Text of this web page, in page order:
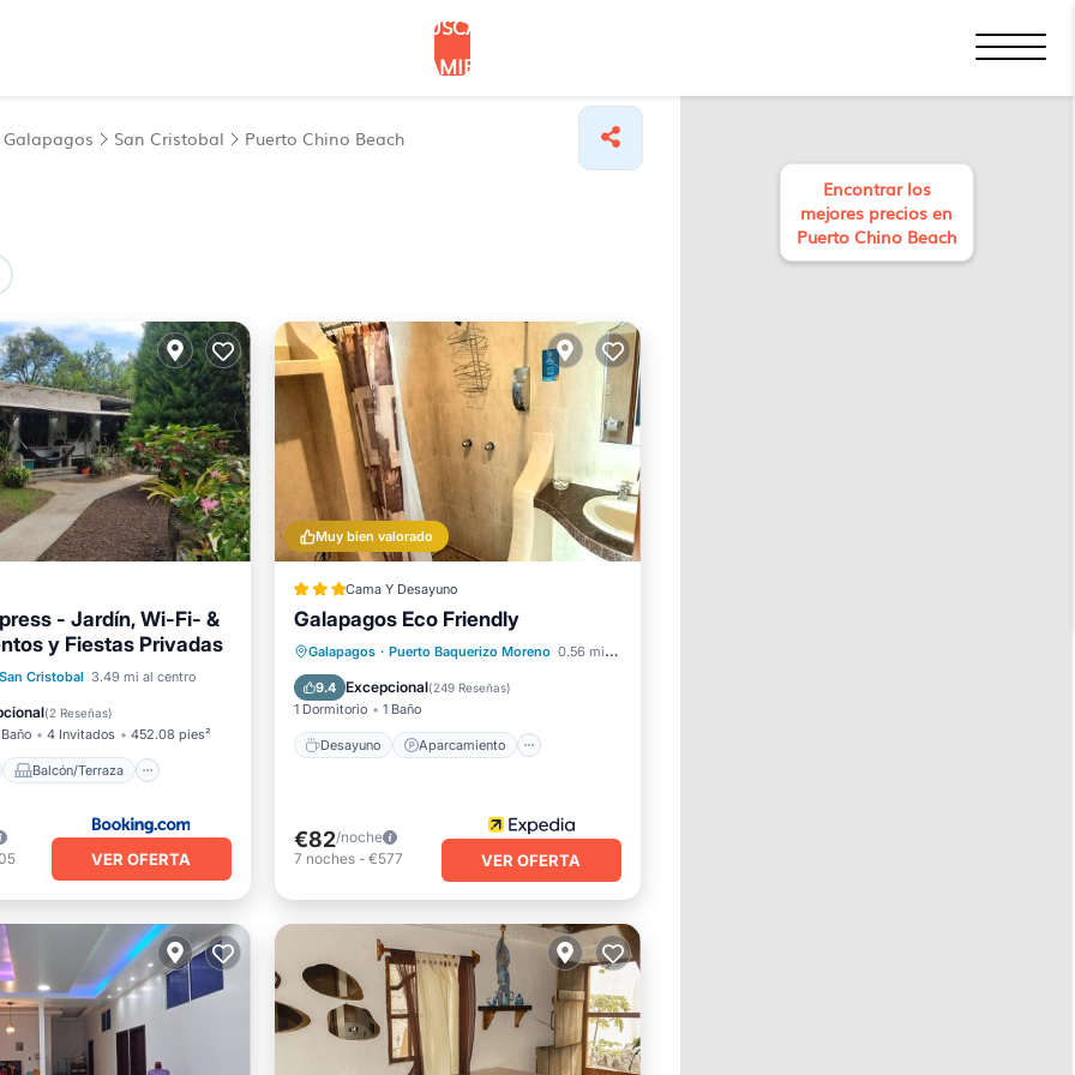
BUSCAR
ALOJAMIENTOS
Galapagos San Cristobal Puerto Chino Beach
- Jardín, Wi-Fi- &
y Fiestas Privadas
San Cristobal 3.49 mi al centro
(2 Reseñas)
Baño 4 Invitados 452.08 pies²
Balcón/Terraza
Balcón/Terraza
Aire acondicionado
VER OFERTA
Muy bien valorado
Cama Y Desayuno
Galapagos Eco Friendly
Galapagos · Puerto Baquerizo Moreno 0.56 mi al centro
9.4 Excepcional(249 Reseñas)
1 Dormitorio 1 Baño
Desayuno Aparcamiento
Desayuno
Aparcamiento
Balcón/Terraza
Cocina
€82/noche
7 noches- €577 VER OFERTA
Encontrar los
mejores precios en
Puerto Chino Beach